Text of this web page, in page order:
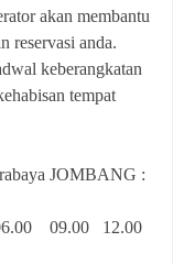
akan membantu
reservasi anda.
keberangkatan
tempat
JOMBANG :
06.00 09.00 12.00